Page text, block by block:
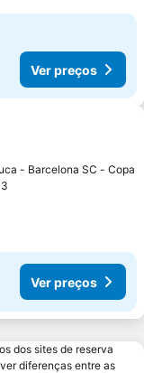
Ver preços
favoritos
- Barcelona SC - Copa
Ver preços
dos sites de reserva
diferenças entre as